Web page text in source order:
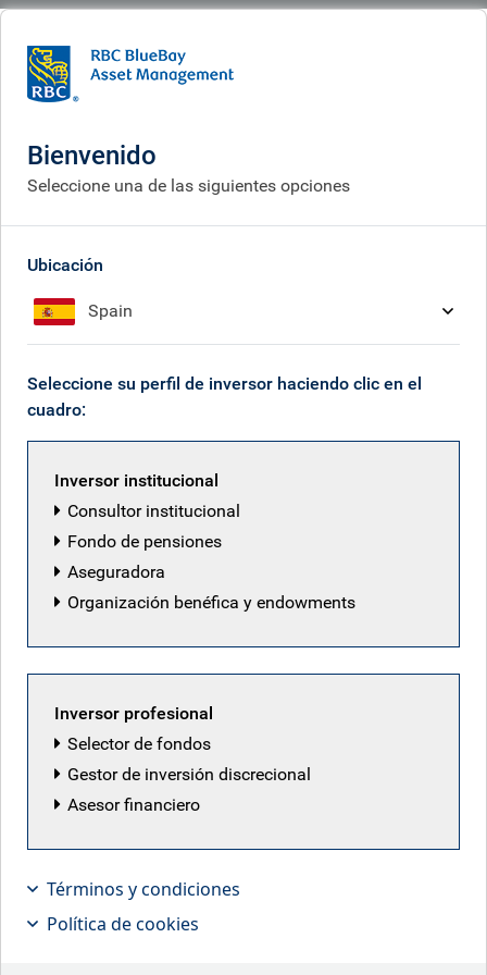
What we think
Energía, formación de
financiación del sector
eléctrico
Jun 23, 2026
Anne Greenwood
En el informe que presentamos a
Bienvenido
Seleccione una de las siguientes opciones
Ubicación
Spain
Seleccione su perfil de inversor haciendo clic en el
cuadro:
Inversor institucional
Consultor institucional
Fondo de pensiones
Aseguradora
Organización benéfica y endowments
Inversor profesional
Selector de fondos
Gestor de inversión discrecional
Asesor financiero
Términos y condiciones
Política de cookies